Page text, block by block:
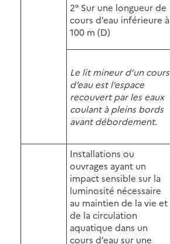
2° Sur une longueur de
cours d’eau inférieure à
100 m (D)
Le lit mineur d’un cours
d’eau est l’espace
recouvert par les eaux
coulant à pleins bords
avant débordement.
Installations ou
ouvrages ayant un
impact sensible sur la
luminosité nécessaire
au maintien de la vie et
de la circulation
aquatique dans un
cours d’eau sur une